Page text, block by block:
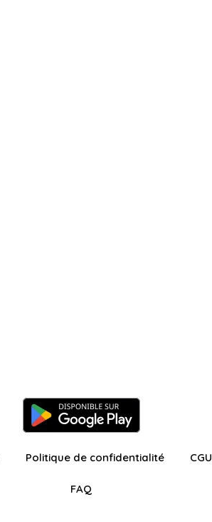
Politique de confidentialité CGU
FAQ